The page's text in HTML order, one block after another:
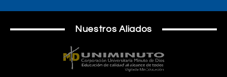
Nuestros Aliados